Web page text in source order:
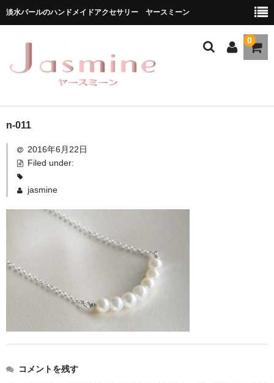
淡水パールのハンドメイドアクセサリー ヤースミーン
0
ホーム
商品一覧
★お勧め商品
メディア掲載
お問い合わせ
n-011
2016年6月22日
Filed under:
jasmine
コメントを残す